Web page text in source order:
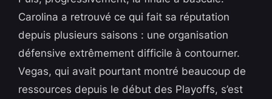
Carolina a retrouvé ce qui fait sa réputation
depuis plusieurs saisons : une organisation
défensive extrêmement difficile à contourner.
Vegas, qui avait pourtant montré beaucoup de
ressources depuis le début des Playoffs, s’est